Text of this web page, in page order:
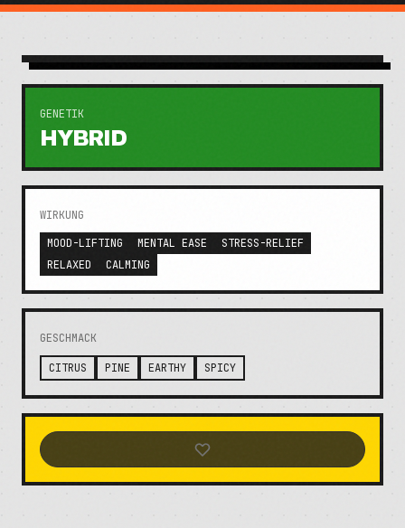
GENETIK
HYBRID
WIRKUNG
MOOD-LIFTING
MENTAL EASE
STRESS-RELIEF
RELAXED
CALMING
GESCHMACK
CITRUS PINE EARTHY SPICY